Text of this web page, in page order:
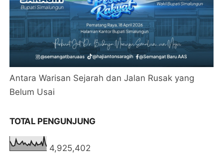
Antara Warisan Sejarah dan Jalan Rusak yang
Belum Usai
TOTAL PENGUNJUNG
4,925,402